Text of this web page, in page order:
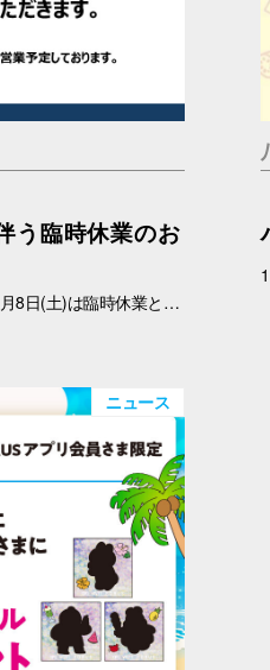
う臨時休業のお
台風13号接近に伴い、 8月8日(土)は臨時休業と致します。 尚、8月9日(日)は通常営業予定しております。 ご理解のほどよろしくお願いいたします。
ニュース